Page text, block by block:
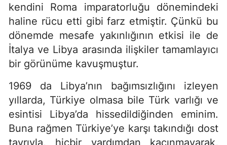
kendini Roma imparatorluğu dönemindeki
haline rücu etti gibi farz etmiştir. Çünkü bu
dönemde mesafe yakınlığının etkisi ile de
İtalya ve Libya arasında ilişkiler tamamlayıcı
bir görünüme kavuşmuştur.
1969 da Libya’nın bağımsızlığını izleyen
yıllarda, Türkiye olmasa bile Türk varlığı ve
esintisi Libya’da hissedildiğinden eminim.
Buna rağmen Türkiye’ye karşı takındığı dost
tavrıyla, hiçbir yardımdan kaçınmayarak,